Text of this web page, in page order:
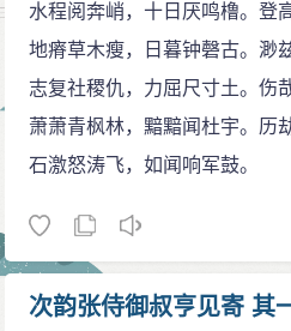
水程阅奔峭，十日厌鸣橹。登
地瘠草木瘦，日暮钟磬古。渺
志复社稷仇，力屈尺寸土。伤
萧萧青枫林，黯黯闻杜宇。历
石激怒涛飞，如闻响军鼓。
次韵张侍御叔亨见寄 其